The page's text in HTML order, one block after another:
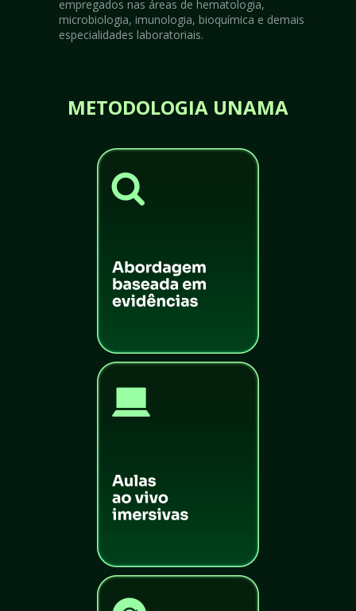
empregados nas áreas de hematologia,
microbiologia, imunologia, bioquímica e demais
especialidades laboratoriais.
METODOLOGIA UNAMA